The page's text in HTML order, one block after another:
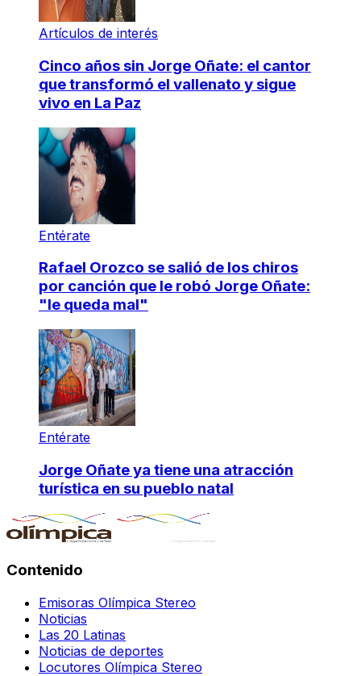
Artículos de interés
Cinco años sin Jorge Oñate: el cantor
que transformó el vallenato y sigue
vivo en La Paz
Entérate
Rafael Orozco se salió de los chiros
por canción que le robó Jorge Oñate:
"le queda mal"
Entérate
Jorge Oñate ya tiene una atracción
turística en su pueblo natal
Contenido
Emisoras Olímpica Stereo
Noticias
Las 20 Latinas
Noticias de deportes
Locutores Olímpica Stereo